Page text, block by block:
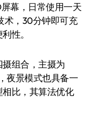
幕，日常使用一天
术，30分钟即可充
性。
组合，主摄为
夜景模式也具备一
比，其算法优化